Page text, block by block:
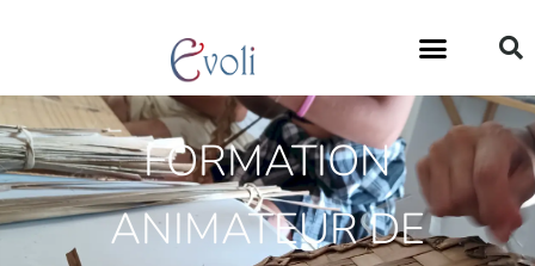
FORMATION
ANIMATEUR DE